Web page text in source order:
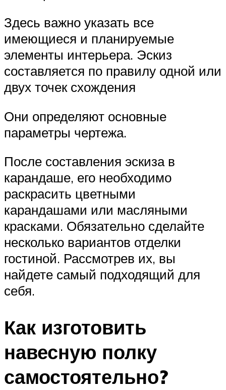
Здесь важно указать все
имеющиеся и планируемые
элементы интерьера. Эскиз
составляется по правилу одной или
двух точек схождения
Они определяют основные
параметры чертежа.
После составления эскиза в
карандаше, его необходимо
раскрасить цветными
карандашами или масляными
красками. Обязательно сделайте
несколько вариантов отделки
гостиной. Рассмотрев их, вы
найдете самый подходящий для
себя.
Как изготовить
навесную полку
самостоятельно?